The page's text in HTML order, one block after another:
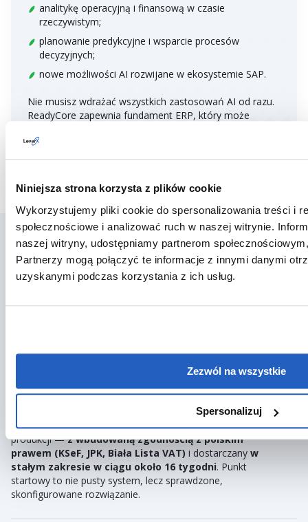
Niniejsza strona korzysta z plików cookie
Wykorzystujemy pliki cookie do spersonalizowania treści i
społecznościowe i analizować ruch w naszej witrynie.
naszej witryny, udostępniamy partnerom
Partnerzy mogą połączyć te informacje z innymi danymi
uzyskanymi podczas korzystania z ich usług.
Zezwól na wszystkie
Spersonalizuj
analitykę operacyjną i finansową w czasie
rzeczywistym;
planowanie predykcyjne i wsparcie procesów
decyzyjnych;
nowe możliwości AI rozwijane w ekosystemie SAP.
Nie musisz wdrażać wszystkich zastosowań AI od razu.
ReadyCore zapewnia fundament ERP, który może
sztucznej inteligencji wraz z rozwojem Twojej firmy.
FAQ o LeverX ReadyCore Manufacturing
prekonfigurowany pakiet SAP Cloud ERP
S/4HANA Cloud, edycja publiczna) zaprojektowany
specjalnie dla firm produkcyjnych w Polsce. Obejmuje
gotowe procesy dla finansów, sprzedaży, zakupów i
produkcji —z wbudowaną zgodnością z polskim
prawem (KSeF, JPK, Biała Lista VAT) i dostarczany w
stałym zakresie w ciągu około 16 tygodni. Punkt
startowy to nie pusty system, lecz sprawdzone,
skonfigurowane rozwiązanie.